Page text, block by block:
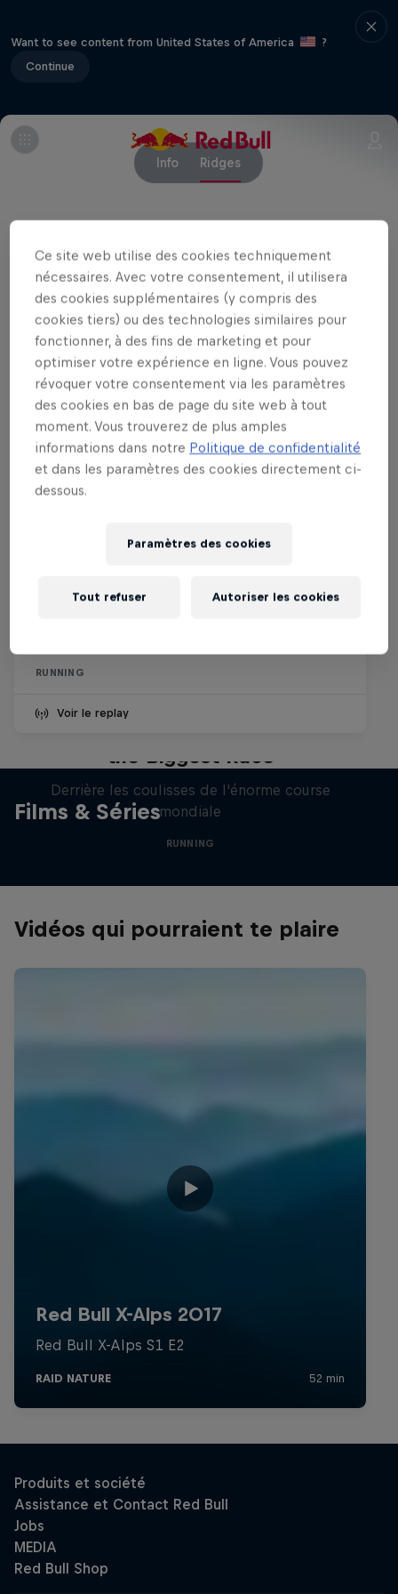
Want to see content from United States of America
?
Continue
Info Ridges
Événements associés
RUNNING
Voir le replay
Films & Séries
the Biggest Race
Derrière les coulisses de l'énorme course
mondiale
RUNNING
Vidéos qui pourraient te plaire
Ce site web utilise des cookies techniquement
nécessaires. Avec votre consentement, il utilisera
des cookies supplémentaires (y compris des
cookies tiers) ou des technologies similaires pour
fonctionner, à des fins de marketing et pour
optimiser votre expérience en ligne. Vous pouvez
révoquer votre consentement via les paramètres
des cookies en bas de page du site web à tout
moment. Vous trouverez de plus amples
informations dans notre Politique de confidentialité
et dans les paramètres des cookies directement ci-
dessous.
Paramètres des cookies
Tout refuser Autoriser les cookies